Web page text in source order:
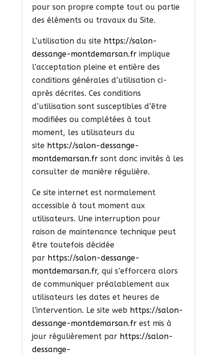
pour son propre compte tout ou partie
des éléments ou travaux du Site.
L’utilisation du site https://salon-
dessange-montdemarsan.fr implique
l’acceptation pleine et entière des
conditions générales d’utilisation ci-
après décrites. Ces conditions
d’utilisation sont susceptibles d’être
modifiées ou complétées à tout
moment, les utilisateurs du
site https://salon-dessange-
montdemarsan.fr sont donc invités à les
consulter de manière régulière.
Ce site internet est normalement
accessible à tout moment aux
utilisateurs. Une interruption pour
raison de maintenance technique peut
être toutefois décidée
par https://salon-dessange-
montdemarsan.fr, qui s’efforcera alors
de communiquer préalablement aux
utilisateurs les dates et heures de
l’intervention. Le site web https://salon-
dessange-montdemarsan.fr est mis à
jour régulièrement par https://salon-
dessange-